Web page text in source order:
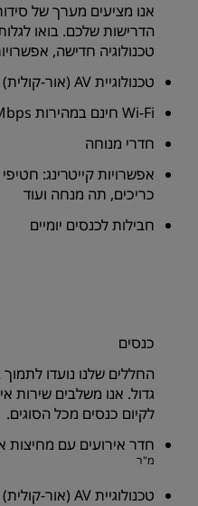
אנו מציעים מערך של
הדרישות שלכם. בואו
טכנולוגיה חדישה,
טכנולוגיית AV (אור-קולית) וטכנאי במקום
Wi-Fi חינם במהירות 150Mbps
חדרי מנוחה
אפשרויות קייטרינג:
כריכים, תה מנחה ועוד
חבילות לכנסים יומיים
כנסים
החללים שלנו נועדו
גדול. אנו משלבים שירות
לקיום כנסים מכל הסוגים.
חדר אירועים עם מחיצות
מ"ר
טכנולוגיית AV (אור-קולית) וטכנאי במקום